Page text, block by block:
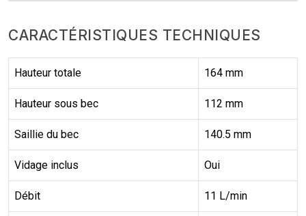
CARACTÉRISTIQUES TECHNIQUES
Hauteur totale 164 mm
Hauteur sous bec 112 mm
Saillie du bec 140.5 mm
Vidage inclus Oui
Débit 11 L/min